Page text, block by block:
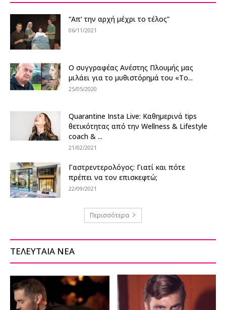
“Απ’ την αρχή μέχρι το τέλος”
06/11/2021
Ο συγγραφέας Ανέστης Πλουμής μας
μιλάει για το μυθιστόρημά του «Το...
25/05/2020
Quarantine Insta Live: Καθημερινά tips
θετικότητας από την Wellness & Lifestyle
coach & ...
21/02/2021
Γαστρεντερολόγος: Γιατί και πότε
πρέπει να τον επισκεφτώ;
22/09/2021
Περισσότερα
ΤΕΛΕΥΤΑΙΑ ΝΕΑ